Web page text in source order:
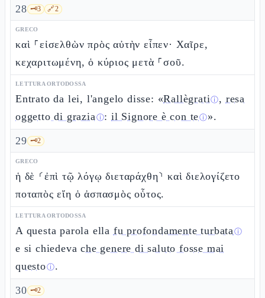
28 🗝️3 🔗2
GRECO
καὶ ⸀εἰσελθὼν πρὸς αὐτὴν εἶπεν· Χαῖρε,
κεχαριτωμένη, ὁ κύριος μετὰ ⸀σοῦ.
LETTURA ORTODOSSA
Entrato da lei, l'angelo disse: «Rallègratiⓘ, resa
oggetto di graziaⓘ:il Signore è con teⓘ».
29 🗝️2
GRECO
ἡ δὲ ⸂ἐπὶ τῷ λόγῳ διεταράχθη⸃ καὶ διελογίζετο
ποταπὸς εἴη ὁ ἀσπασμὸς οὗτος.
LETTURA ORTODOSSA
A questa parola ella fu profondamente turbataⓘ
e si chiedevache genere di saluto fosse mai
questoⓘ.
30 🗝️2